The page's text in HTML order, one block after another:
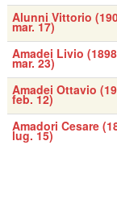
Alunni Vittorio
mar. 17)
Amadei Livio (1898
mar. 23)
Amadei Ottavio
feb. 12)
Amadori Cesare
lug. 15)